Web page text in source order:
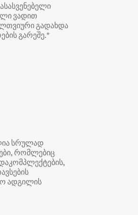
ვადით
გადახდა
გარეშე.*
სრულად
რომლებიც
ადგილის